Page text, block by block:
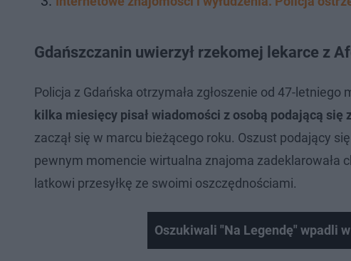
Gdańszczanin uwierzył rzekomej lekarce z
Policja z Gdańska otrzymała zgłoszenie od 47-
kilka miesięcy pisał wiadomości z osobą podającą się
zaczął się w marcu bieżącego roku. Oszust podający
pewnym momencie wirtualna znajoma zadeklarowała
latkowi przesyłkę ze swoimi oszczędnościami.
Oszukiwali "Na Legendę" wpadli